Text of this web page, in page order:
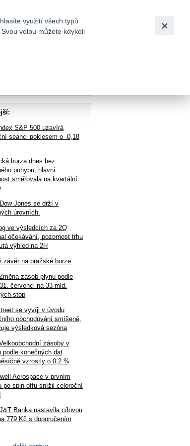
S&P 500 uzavírá
seanci poklesem o -0,18
burza dnes bez
pohybu, hlavní
směřovala na kvartální
Jones se drží v
úrovních.
ve výsledcích za 2Q
očekávání, pozornost trhu
výhled na 2H
závěr na pražské burze
zásob plynu podle
červenci na 33 mld.
stop
se vyvíji v úvodu
obchodování smíšeně,
výsledková sezóna
zásoby v
podle konečných dat
vzrostly o 0,2 %
Aerospace v prvním
po spin-offu snížil celoroční
Banka nastavila cílovou
779 Kč s doporučením
využití všech typů
volbu můžete kdykoli